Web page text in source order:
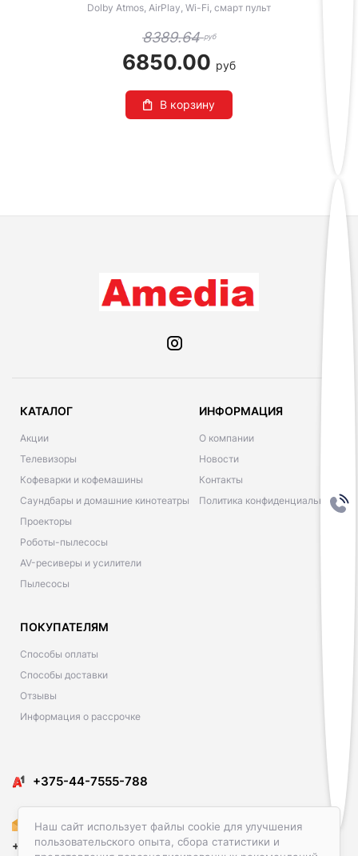
Наш сайт использует файлы cookie для улучшения
пользовательского опыта, сбора статистики и
Dolby Atmos, AirPlay, Wi-Fi, смарт пульт
8389.64руб
6850.00 руб
В корзину
КАТАЛОГ
Акции
Телевизоры
Кофеварки и кофемашины
Саундбары и домашние кинотеатры
Проекторы
Роботы-пылесосы
AV-ресиверы и усилители
Пылесосы
ИНФОРМАЦИЯ
О компании
Новости
Контакты
Политика конфиденциальности
ПОКУПАТЕЛЯМ
Способы оплаты
Способы доставки
Отзывы
Информация о рассрочке
​​+375-44-7555-788
Amediacon@gmail.com
+375-29-586-23-00